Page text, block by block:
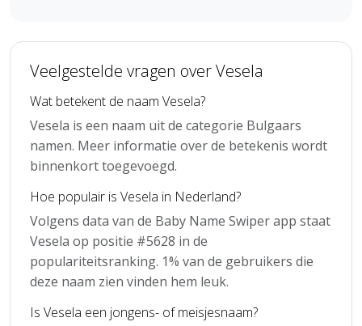
Veelgestelde vragen over Vesela
Wat betekent de naam Vesela?
Vesela is een naam uit de categorie Bulgaars
namen. Meer informatie over de betekenis wordt
binnenkort toegevoegd.
Hoe populair is Vesela in Nederland?
Volgens data van de Baby Name Swiper app staat
Vesela op positie #5628 in de
populariteitsranking. 1% van de gebruikers die
deze naam zien vinden hem leuk.
Is Vesela een jongens- of meisjesnaam?